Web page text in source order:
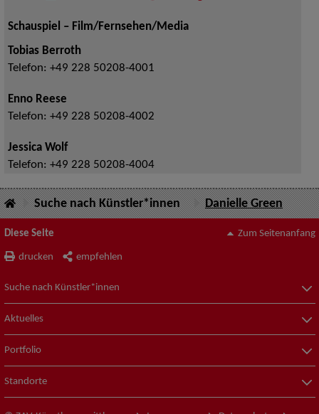
Schauspiel – Film/Fernsehen/Media
Tobias Berroth
Telefon: +49 228 50208-4001
Enno Reese
Telefon: +49 228 50208-4002
Jessica Wolf
Telefon: +49 228 50208-4004
Suche nach Künstler*innen Danielle Green
Diese Seite
drucken empfehlen
Zum Seitenanfang
Suche nach Künstler*innen
Aktuelles
Portfolio
Standorte